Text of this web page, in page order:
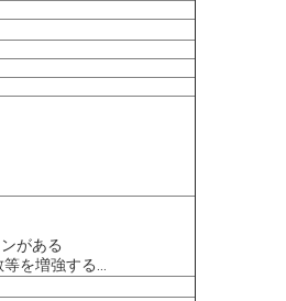
がある
を増強する…